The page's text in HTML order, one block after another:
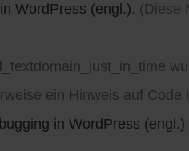
WordPress (engl.). (Diese
ein Hinweis auf
in WordPress (engl.)